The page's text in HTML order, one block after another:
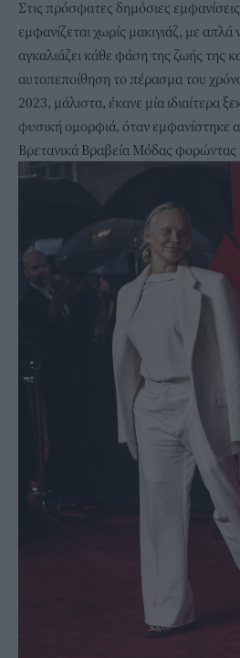
Στις πρόσφατες δημόσιες
εμφανίζεται χωρίς μακιγιάζ, με απλά
αγκαλιάζει κάθε φάση της ζωής της
αυτοπεποίθηση το πέρασμα του
2023, μάλιστα, έκανε μία ιδιαίτερα
φυσική ομορφιά, όταν εμφανίστηκε
Βρετανικά Βραβεία Μόδας φορώντας